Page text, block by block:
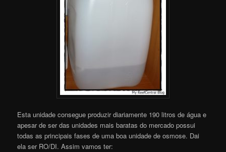
Esta unidade consegue produzir diariamente 190 litros de água e
apesar de ser das unidades mais baratas do mercado possui
todas as principais fases de uma boa unidade de osmose. Dai
ela ser RO/DI. Assim vamos ter: